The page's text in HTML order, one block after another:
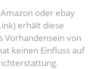
oder ebay
erhält diese
Vorhandensein von
keinen Einfluss auf